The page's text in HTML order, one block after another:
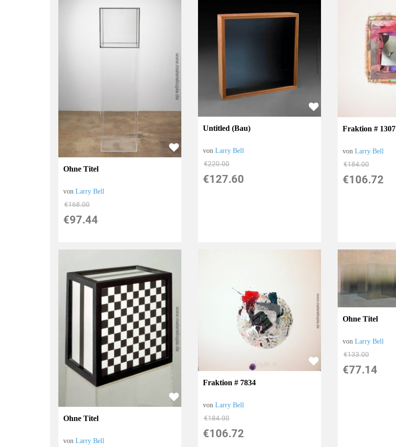
Ohne Titel
vonLarry Bell
€168.00
€97.44
Untitled (Bau)
vonLarry Bell
€220.00
€127.60
Fraktion # 1307
vonLarry Bell
€184.00
€106.72
Ohne Titel
vonLarry Bell
Fraktion # 7834
vonLarry Bell
€184.00
€106.72
Ohne Titel
vonLarry Bell
€133.00
€77.14